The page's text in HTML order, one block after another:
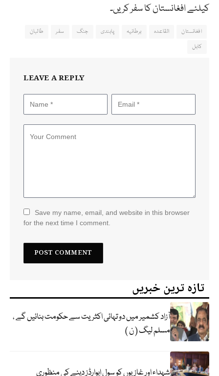
کیلئے افغانستان کا سفر کریں۔
افغانستان القاعدہ برطانیہ پابندی جنگ سفر
طالبان
کابل
LEAVE A REPLY
Save my name, email, and website in this browser
for the next time I comment.
تازہ ترین خبریں
آزاد کشمیر میں دو تہائی اکثریت سے حکومت بنائیں گے ،
مسلم لیگ ( ن )
شہداء اور غازیوں کو سول ایوارڈز دینے کی منظوری